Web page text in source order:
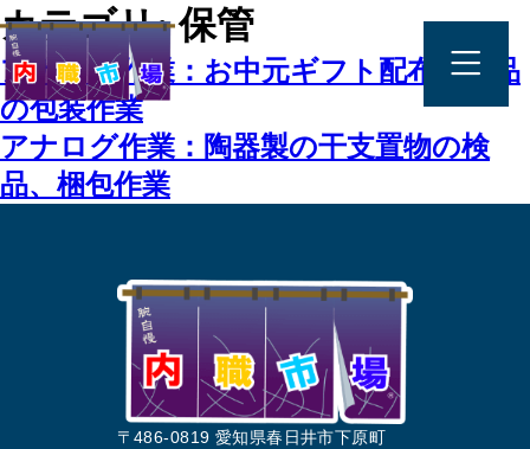
カテゴリ:保管
アナログ作業：お中元ギフト配布用商品
の包装作業
アナログ作業：陶器製の干支置物の検
品、梱包作業
〒486-0819 愛知県春日井市下原町